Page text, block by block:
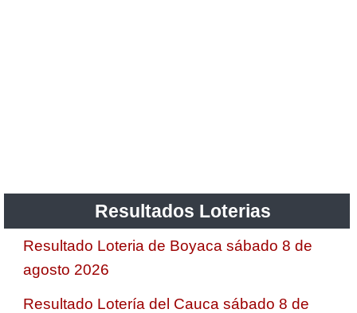
Resultados Loterias
Resultado Loteria de Boyaca sábado 8 de
agosto 2026
Resultado Lotería del Cauca sábado 8 de